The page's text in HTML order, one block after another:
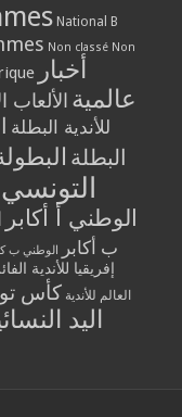
National B
Non classé Non
أخبار
عالمية الألعاب
للأندية البطلة
البطلة
التونسي
الوطني أ أكابر
ب أكابر
الوطني ب
إفريقيا للأندية
العالم للأندية كأس
اليد